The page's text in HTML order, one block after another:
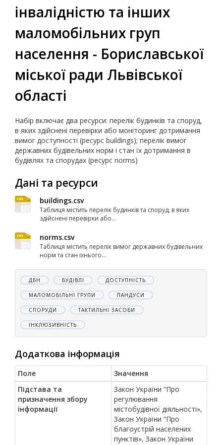
інвалідністю та інших
маломобільних груп
населення - Бориславської
міської ради Львівської
області
Набір включає два ресурси: перелік будинків та споруд,
в яких здійснені перевірки або моніторинг дотримання
вимог доступності (ресурс buildings); перелік вимог
державних будівельних норм і стан їх дотримання в
будівлях та спорудах (ресурс norms)
Дані та ресурси
buildings.csv
Таблиця містить перелік будинків та споруд, в яких
здійснені перевірки або...
norms.csv
Таблиця містить перелік вимог державних будівельних
норм та стан їхнього...
ДБН БУДІВЛІ ДОСТУПНІСТЬ
МАЛОМОБІЛЬНІ ГРУПИ ПАНДУСИ
СПОРУДИ ТАКТИЛЬНІ ЗАСОБИ
ІНКЛЮЗИВНІСТЬ
Додаткова інформація
Поле
Значення
Підстава та
призначення збору
інформації
Закон України “Про
регулювання
містобудівної діяльності»,
Закон України “Про
благоустрій населених
пунктів», Закон України